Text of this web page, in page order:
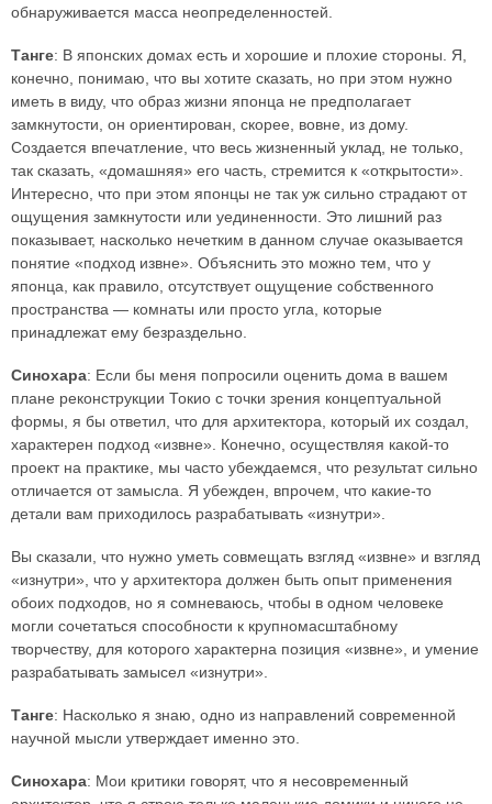
обнаруживается масса неопределенностей.
Танге: В японских домах есть и хорошие и плохие стороны. Я,
конечно, понимаю, что вы хотите сказать, но при этом нужно
иметь в виду, что образ жизни японца не предполагает
замкнутости, он ориентирован, скорее, вовне, из дому.
Создается впечатление, что весь жизненный уклад, не только,
так сказать, «домашняя» его часть, стремится к «открытости».
Интересно, что при этом японцы не так уж сильно страдают от
ощущения замкнутости или уединенности. Это лишний раз
показывает, насколько нечетким в данном случае оказывается
понятие «подход извне». Объяснить это можно тем, что у
японца, как правило, отсутствует ощущение собственного
пространства — комнаты или просто угла, которые
принадлежат ему безраздельно.
Синохара: Если бы меня попросили оценить дома в вашем
плане реконструкции Токио с точки зрения концептуальной
формы, я бы ответил, что для архитектора, который их создал,
характерен подход «извне». Конечно, осуществляя какой-то
проект на практике, мы часто убеждаемся, что результат сильно
отличается от замысла. Я убежден, впрочем, что какие-то
детали вам приходилось разрабатывать «изнутри».
Вы сказали, что нужно уметь совмещать взгляд «извне» и взгляд
«изнутри», что у архитектора должен быть опыт применения
обоих подходов, но я сомневаюсь, чтобы в одном человеке
могли сочетаться способности к крупномасштабному
творчеству, для которого характерна позиция «извне», и умение
разрабатывать замысел «изнутри».
Танге: Насколько я знаю, одно из направлений современной
научной мысли утверждает именно это.
Синохара: Мои критики говорят, что я несовременный